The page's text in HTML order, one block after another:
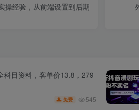
操经验，从前端设置到后期
科目资料，客单价13.8，279
免费 545